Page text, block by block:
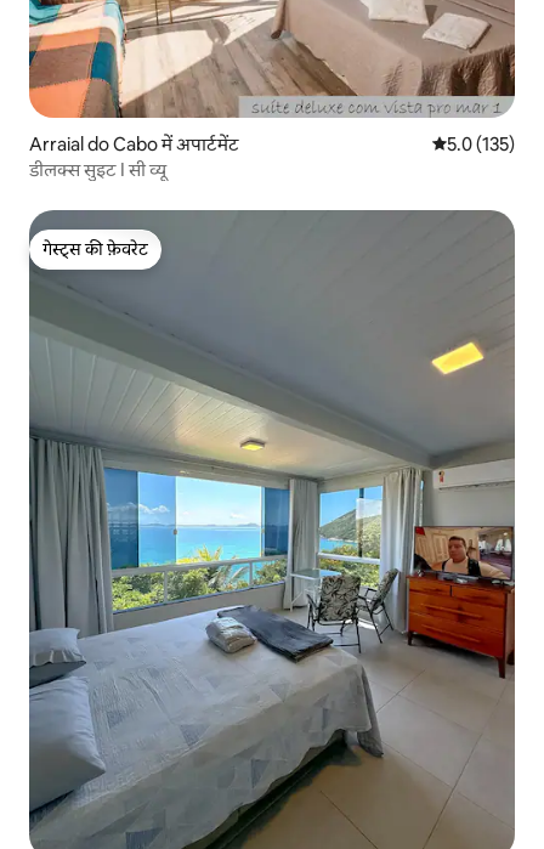
Arraial do Cabo में अपार्टमेंट औसत रेटिंग 5 में
5.0 (135)
डीलक्स सुइट I सी व्यू
गेस्ट्स की फ़ेवरेट
गेस्ट्स की फ़ेवरेट